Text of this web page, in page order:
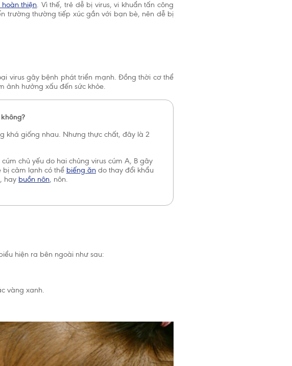
thiện. Vì thế, trẻ dễ bị virus, vi khuẩn tấn công
trường thường tiếp xúc gần với bạn bè, nên dễ bị
virus gây bệnh phát triển mạnh. Đồng thời cơ thể
ảnh hưởng xấu đến sức khỏe.
khá giống nhau. Nhưng thực chất, đây là 2
chủ yếu do hai chủng virus cúm A, B gây
bị cảm lạnh có thể biếng ăn do thay đổi khẩu
hay buồn nôn, nôn.
hiện ra bên ngoài như sau:
vàng xanh.
Chấp nhận và đóng
sữa mẹ cho đến khi trẻ được
6 tháng đầu là không
sữa mẹ. Sau sáu tháng